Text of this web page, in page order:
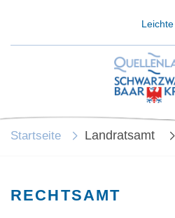
Startseite Landratsamt
RECHTSAMT